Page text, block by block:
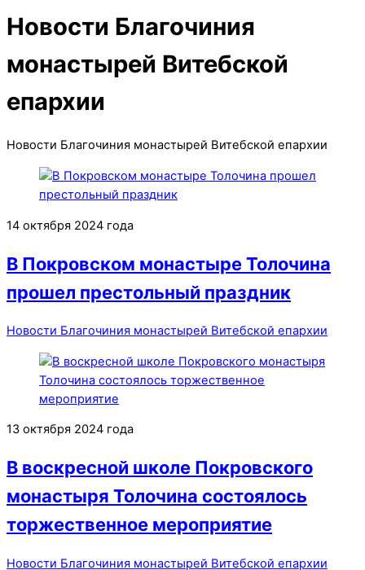
Новости Благочиния
монастырей Витебской
епархии
Новости Благочиния монастырей Витебской епархии
14 октября 2024 года
В Покровском монастыре Толочина
прошел престольный праздник
Новости Благочиния монастырей Витебской епархии
13 октября 2024 года
В воскресной школе Покровского
монастыря Толочина состоялось
торжественное мероприятие
Новости Благочиния монастырей Витебской епархии